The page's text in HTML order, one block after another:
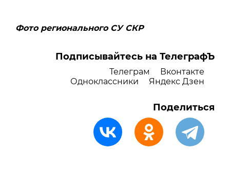
Фото регионального СУ СКР
Подписывайтесь на ТелеграфЪ
Телеграм
Вконтакте
Одноклассники
Яндекс Дзен
Поделиться